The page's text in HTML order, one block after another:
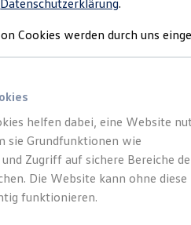
und Gebrauchtwagen
Leasing
Leasing
AnzahlungDer ID.7.
Datenschutzerklärung.
Cookies werden durch uns
helfen dabei, eine Website
sie Grundfunktionen wie
Zugriff auf sichere Bereiche
Die Website kann ohne diese
funktionieren.